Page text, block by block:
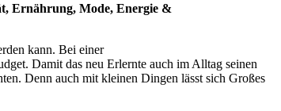
Ernährung, Mode, Energie &
kann. Bei einer
Damit das neu Erlernte auch im Alltag seinen
Denn auch mit kleinen Dingen lässt sich Großes